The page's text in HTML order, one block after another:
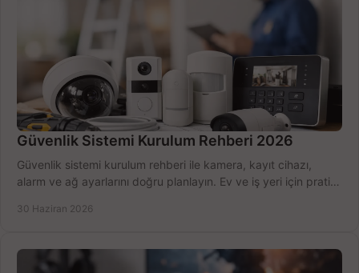
Güvenlik Sistemi Kurulum Rehberi 2026
Güvenlik sistemi kurulum rehberi ile kamera, kayıt cihazı,
alarm ve ağ ayarlarını doğru planlayın. Ev ve iş yeri için pratik
30 Haziran 2026